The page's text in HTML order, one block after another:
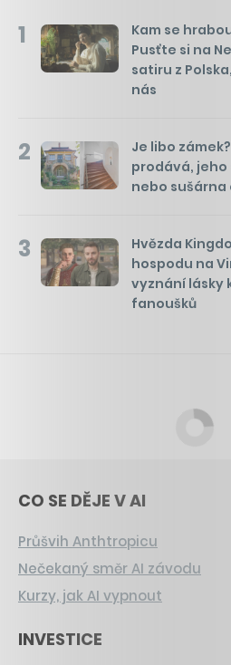
1
Kam se
Pusťte si na
satiru z
nás
2
Je libo
prodává, jeho
nebo sušárna
3
Hvězda
hospodu na
vyznání lásky
fanoušků
CO SE DĚJE V AI
Průšvih Anthtropicu
Nečekaný směr AI závodu
Kurzy, jak AI vypnout
INVESTICE